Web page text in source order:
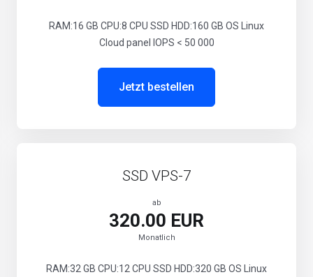
RAM:16 GB CPU:8 CPU SSD HDD:160 GB OS Linux
Cloud panel IOPS < 50 000
Jetzt bestellen
SSD VPS-7
ab
320.00 EUR
Monatlich
RAM:32 GB CPU:12 CPU SSD HDD:320 GB OS Linux